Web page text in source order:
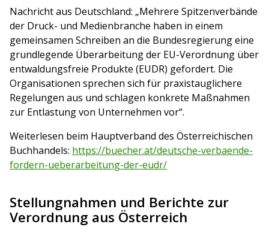
Nachricht aus Deutschland: „Mehrere Spitzenverbände
der Druck- und Medienbranche haben in einem
gemeinsamen Schreiben an die Bundesregierung eine
grundlegende Überarbeitung der EU-Verordnung über
entwaldungsfreie Produkte (EUDR) gefordert. Die
Organisationen sprechen sich für praxistauglichere
Regelungen aus und schlagen konkrete Maßnahmen
zur Entlastung von Unternehmen vor“.
Weiterlesen beim Hauptverband des Österreichischen
Buchhandels: https://buecher.at/deutsche-verbaende-
fordern-ueberarbeitung-der-eudr/
Stellungnahmen und Berichte zur
Verordnung aus Österreich